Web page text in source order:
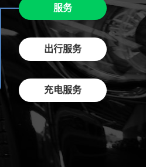
服务
出行服务
充电服务